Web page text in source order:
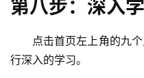
第八步：深入
点击首页左上角的九
行深入的学习。